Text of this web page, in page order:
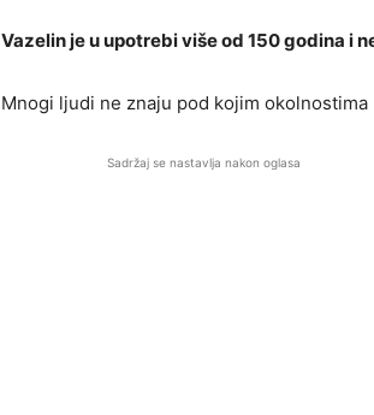
Vazelin je u upotrebi više od 150 godina i
Mnogi ljudi ne znaju pod kojim
Sadržaj se nastavlja nakon oglasa